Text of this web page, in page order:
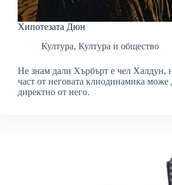
Хипотезата Дюн
Култура, Култура и общество
Не знам дали Хърбърт е чел Халдун,
част от неговата клиодинамика може
директно от него.